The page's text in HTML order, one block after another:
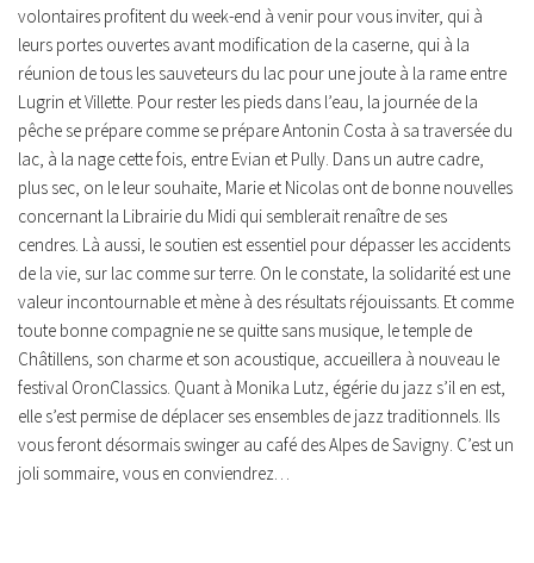
volontaires profitent du week-end à venir pour vous inviter, qui à
leurs portes ouvertes avant modification de la caserne, qui à la
réunion de tous les sauveteurs du lac pour une joute à la rame entre
Lugrin et Villette. Pour rester les pieds dans l’eau, la journée de la
pêche se prépare comme se prépare Antonin Costa à sa traversée du
lac, à la nage cette fois, entre Evian et Pully. Dans un autre cadre,
plus sec, on le leur souhaite, Marie et Nicolas ont de bonne nouvelles
concernant la Librairie du Midi qui semblerait renaître de ses
cendres. Là aussi, le soutien est essentiel pour dépasser les accidents
de la vie, sur lac comme sur terre. On le constate, la solidarité est une
valeur incontournable et mène à des résultats réjouissants. Et comme
toute bonne compagnie ne se quitte sans musique, le temple de
Châtillens, son charme et son acoustique, accueillera à nouveau le
festival OronClassics. Quant à Monika Lutz, égérie du jazz s’il en est,
elle s’est permise de déplacer ses ensembles de jazz traditionnels. Ils
vous feront désormais swinger au café des Alpes de Savigny. C’est un
joli sommaire, vous en conviendrez…